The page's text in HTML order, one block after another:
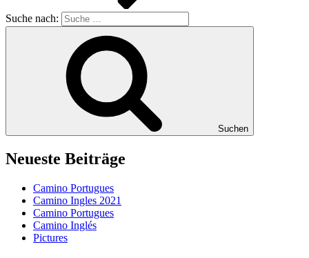
Suche nach:
Suchen
Neueste Beiträge
Camino Portugues
Camino Ingles 2021
Camino Portugues
Camino Inglés
Pictures